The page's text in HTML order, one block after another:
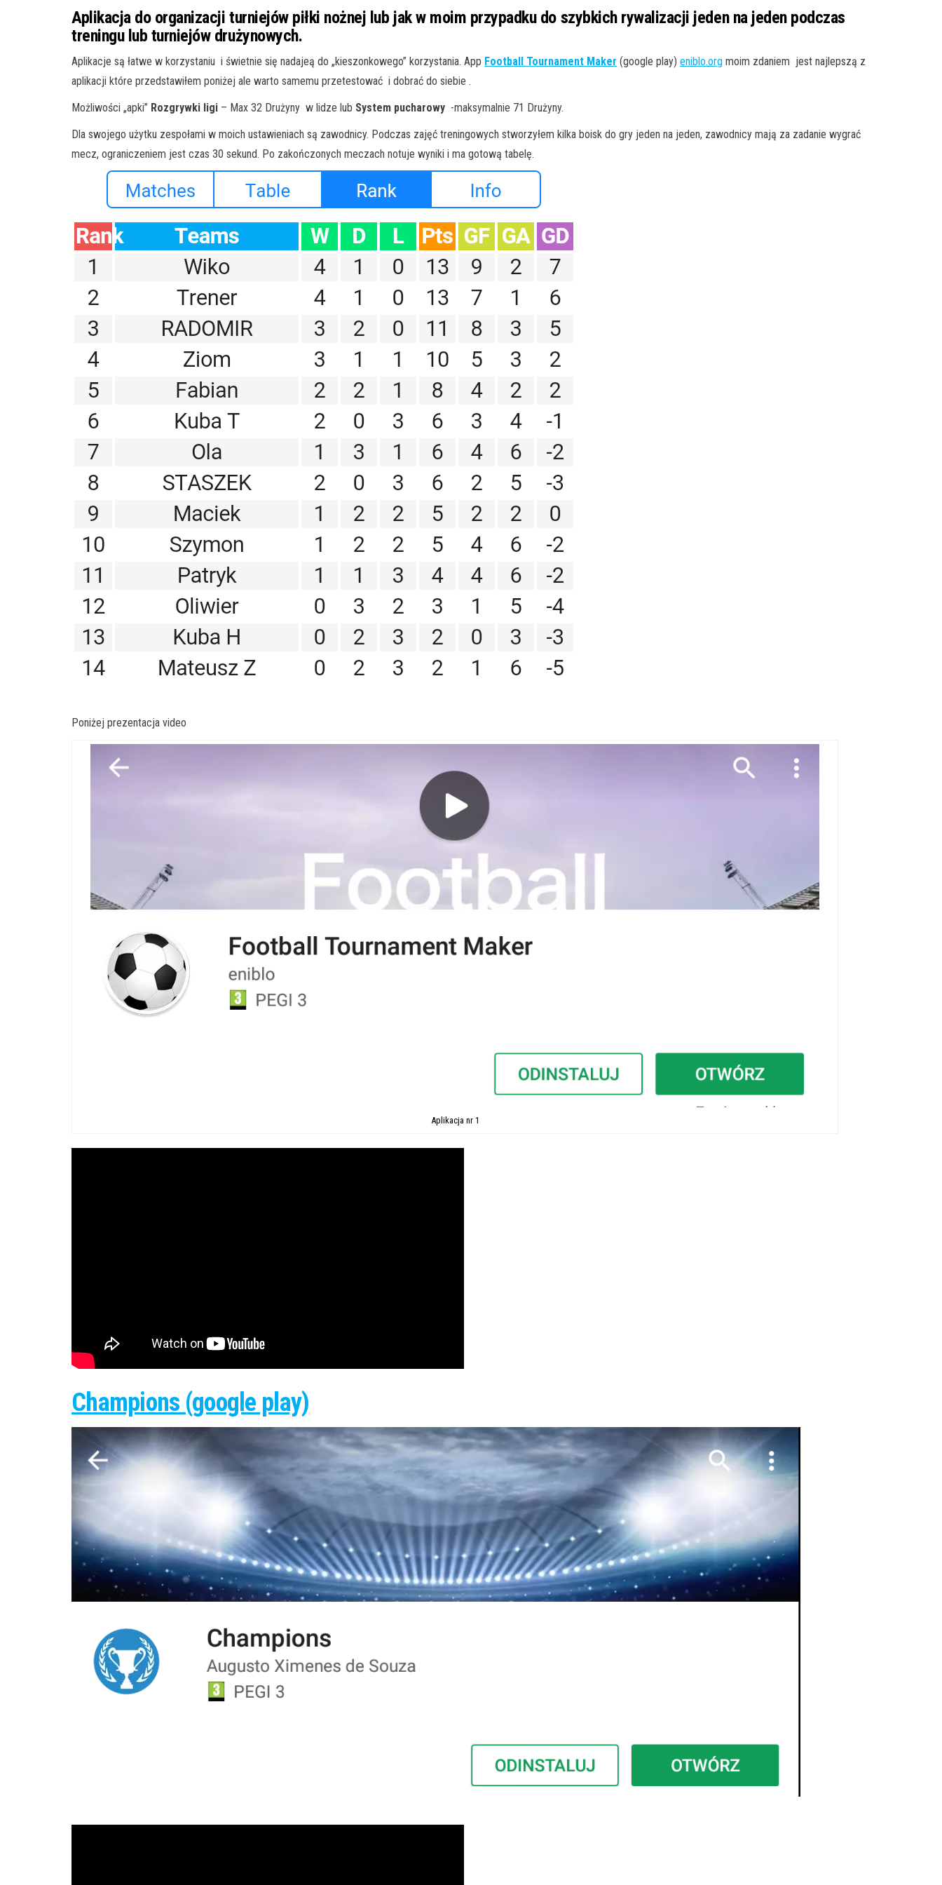
Aplikacja do organizacji turniejów piłki nożnej lub jak w moim przypadku do szybkich rywalizacji jeden na jeden podczas
treningu lub turniejów drużynowych.
Aplikacje są łatwe w korzystaniu i świetnie się nadajeą do „kieszonkowego” korzystania. App Football Tournament Maker (google play) eniblo.org moim zdaniem jest najlepszą z
aplikacji które przedstawiłem poniżej ale warto samemu przetestować i dobrać do siebie .
Możliwości „apki” Rozgrywki ligi – Max 32 Drużyny w lidze lub System pucharowy -maksymalnie 71 Drużyny.
Dla swojego użytku zespołami w moich ustawieniach są zawodnicy. Podczas zajęć treningowych stworzyłem kilka boisk do gry jeden na jeden, zawodnicy mają za zadanie wygrać
mecz, ograniczeniem jest czas 30 sekund. Po zakończonych meczach notuje wyniki i ma gotową tabelę.
Poniżej prezentacja video
Aplikacja nr 1
Champions (google play)